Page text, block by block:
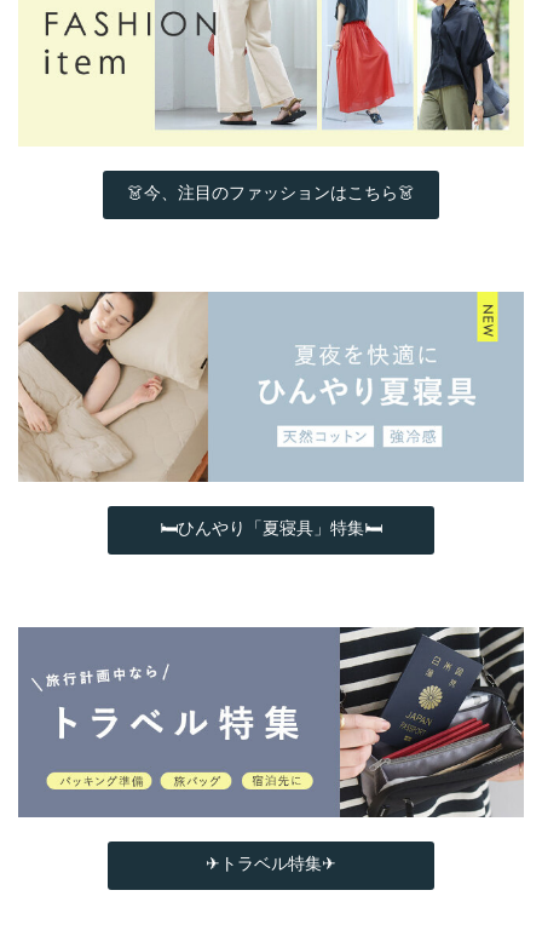
👗今、注目のファッションはこちら👗
🛏ひんやり「夏寝具」特集🛏
✈トラベル特集✈